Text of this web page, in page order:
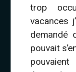
trop
vacances
demandé
pouvait